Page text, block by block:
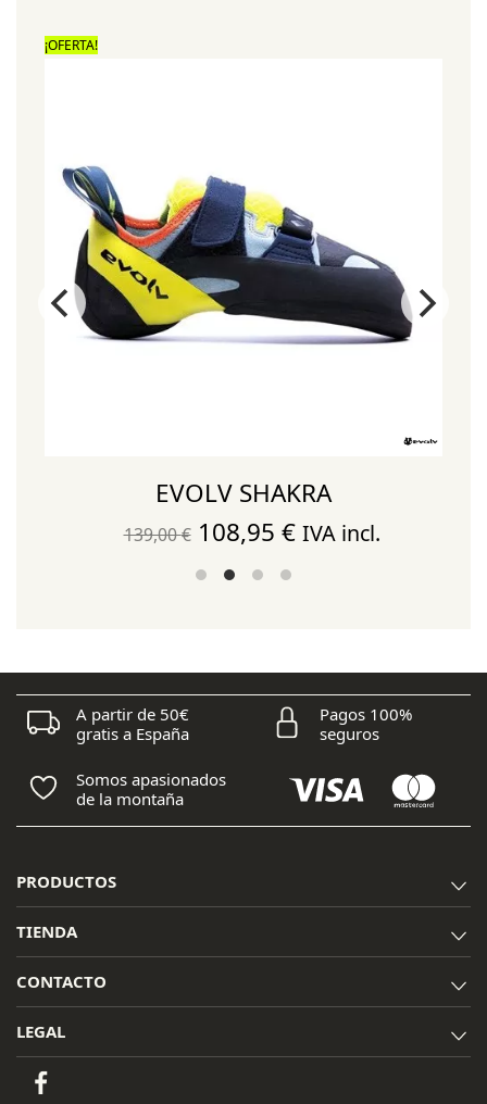
¡OFERTA!
EVOLV SHAKRA
139,00€ El
precio
139,00 €.
108,95 €El
108,95 €.
IVA incl.
A partir de 50€
gratis a España
Pagos 100%
seguros
Somos apasionados
de la montaña
PRODUCTOS
TIENDA
CONTACTO
LEGAL